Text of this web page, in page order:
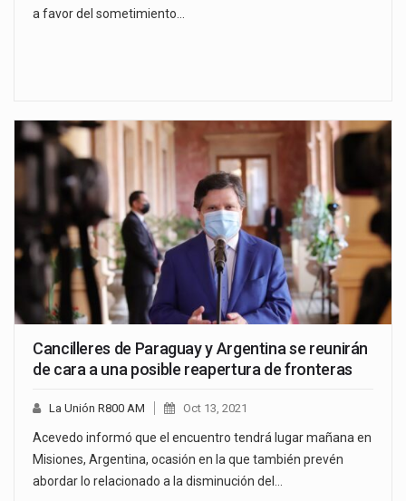
a favor del sometimiento…
Cancilleres de Paraguay y Argentina se reunirán
de cara a una posible reapertura de fronteras
La Unión R800 AM Oct 13, 2021
Acevedo informó que el encuentro tendrá lugar mañana en
Misiones, Argentina, ocasión en la que también prevén
abordar lo relacionado a la disminución del…